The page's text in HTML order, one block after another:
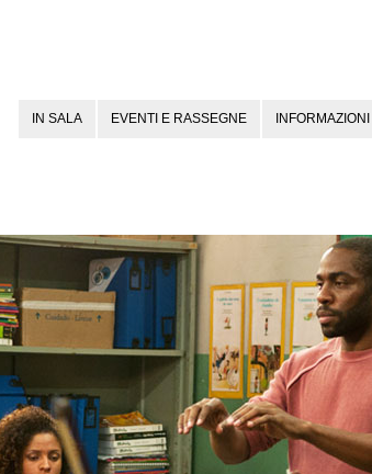
IN SALA EVENTI E RASSEGNE INFORMAZIONI